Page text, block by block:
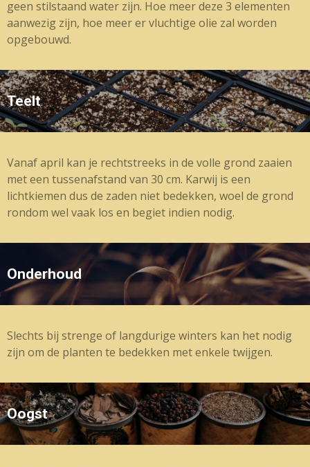
geen stilstaand water zijn. Hoe meer deze 3 elementen
aanwezig zijn, hoe meer er vluchtige olie zal worden
opgebouwd.
Teelt
Vanaf april kan je rechtstreeks in de volle grond zaaien
met een tussenafstand van 30 cm. Karwij is een
lichtkiemen dus de zaden niet bedekken, woel de grond
rondom wel vaak los en begiet indien nodig.
Onderhoud
Slechts bij strenge of langdurige winters kan het nodig
zijn om de planten te bedekken met enkele twijgen.
Oogst